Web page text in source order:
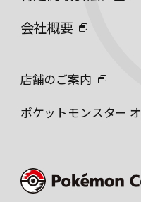
会社概要
店舗のご案内
ポケットモンスター